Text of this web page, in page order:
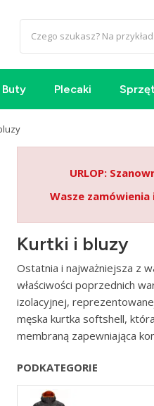
Buty Plecaki
URLOP:
Wasze
Kurtki i bluzy
Ostatnia i najważniejsza z
właściwości poprzednich
izolacyjnej,
męska kurtka softshell,
membraną zapewniająca
PODKATEGORIE